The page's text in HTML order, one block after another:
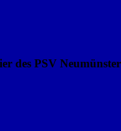
des PSV Neumünster